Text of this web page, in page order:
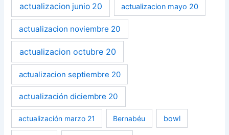
actualizacion junio 20 actualizacion mayo 20
actualizacion noviembre 20
actualizacion octubre 20
actualizacion septiembre 20
actualización diciembre 20
actualización marzo 21 Bernabéu bowl